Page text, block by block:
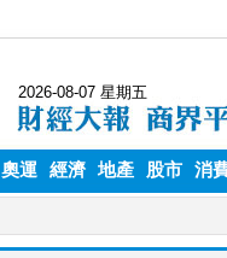
奧運 經濟 地產 股市 消